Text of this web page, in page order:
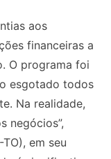
aos
financeiras a
O programa foi
esgotado todos
Na realidade,
negócios”,
em seu